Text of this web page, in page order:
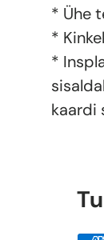
* Ühe
*
*
kaardi